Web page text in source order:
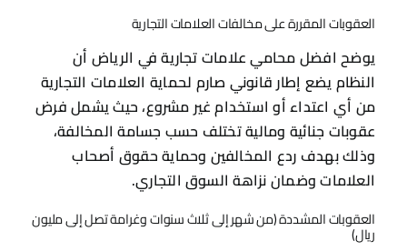
العقوبات المقررة على مخالفات العلامات التجارية
يوضح افضل محامي علامات تجارية في الرياض أن
النظام يضع إطار قانوني صارم لحماية العلامات التجارية
من أي اعتداء أو استخدام غير مشروع، حيث يشمل فرض
عقوبات جنائية ومالية تختلف حسب جسامة المخالفة،
وذلك بهدف ردع المخالفين وحماية حقوق أصحاب
العلامات وضمان نزاهة السوق التجاري.
العقوبات المشددة (من شهر إلى ثلاث سنوات وغرامة تصل إلى مليون
ريال)